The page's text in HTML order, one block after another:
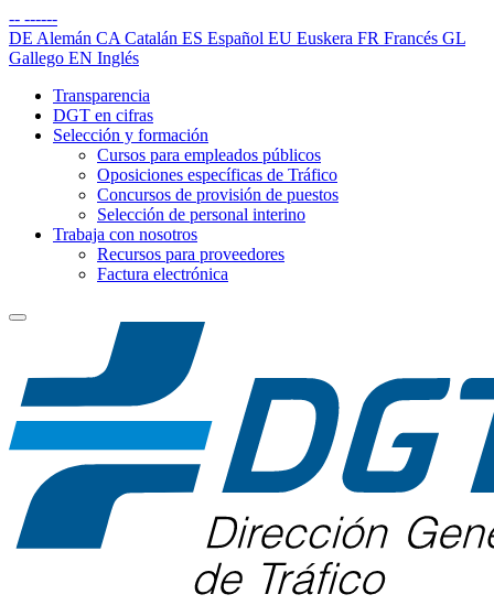
-- ------
DE Alemán CA Catalán ES Español EU Euskera FR Francés GL
Gallego EN Inglés
Transparencia
DGT en cifras
Selección y formación
Cursos para empleados públicos
Oposiciones específicas de Tráfico
Concursos de provisión de puestos
Selección de personal interino
Trabaja con nosotros
Recursos para proveedores
Factura electrónica